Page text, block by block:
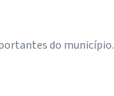
do município.